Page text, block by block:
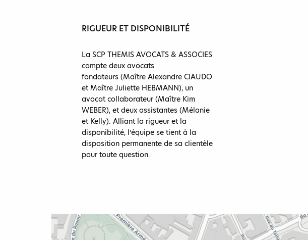
RIGUEUR ET DISPONIBILITÉ
La SCP THEMIS AVOCATS & ASSOCIES
compte deux avocats
fondateurs (Maître Alexandre CIAUDO
et Maître Juliette HEBMANN), un
avocat collaborateur (Maître Kim
WEBER), et deux assistantes (Mélanie
et Kelly). Alliant la rigueur et la
disponibilité, l’équipe se tient à la
disposition permanente de sa clientèle
pour toute question.